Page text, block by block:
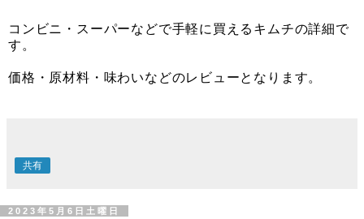
コンビニ・スーパーなどで手軽に買えるキムチの詳細で
す。
価格・原材料・味わいなどのレビューとなります。
共有
2023年5月6日土曜日